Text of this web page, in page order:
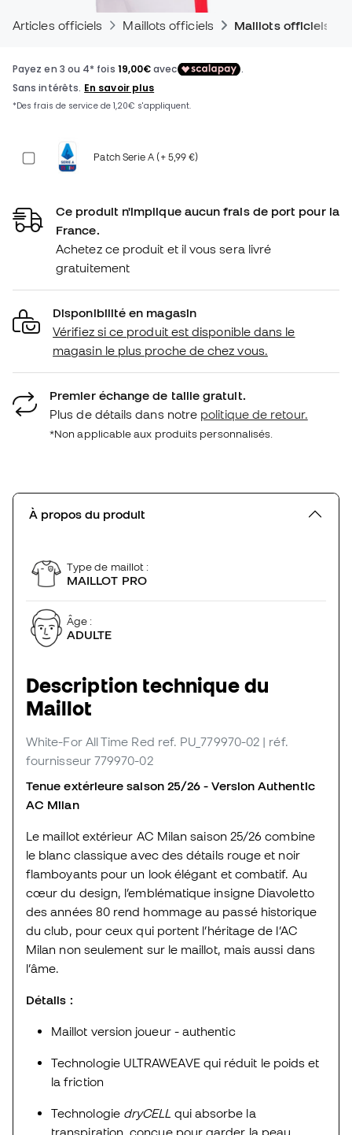
Articles officiels Maillots officiels Maillots officiels de
Patch Serie A (+ 5,99 €)
Ce produit n'implique aucun frais de port pour la
France.
Achetez ce produit et il vous sera livré
gratuitement
Disponibilité en magasin
Vérifiez si ce produit est disponible dans le
magasin le plus proche de chez vous.
Premier échange de taille gratuit.
Plus de détails dans notre politique de retour.
*Non applicable aux produits personnalisés.
À propos du produit
Type de maillot :
MAILLOT PRO
Âge :
ADULTE
Description technique du
Maillot
White-For All Time Red ref. PU_779970-02 | réf.
fournisseur 779970-02
Tenue extérieure saison 25/26 - Version Authentic
AC Milan
Le maillot extérieur AC Milan saison 25/26 combine
le blanc classique avec des détails rouge et noir
flamboyants pour un look élégant et combatif. Au
cœur du design, l’emblématique insigne Diavoletto
des années 80 rend hommage au passé historique
du club, pour ceux qui portent l’héritage de l’AC
Milan non seulement sur le maillot, mais aussi dans
l’âme.
Détails :
Maillot version joueur - authentic
Technologie ULTRAWEAVE qui réduit le poids et
la friction
Technologie dryCELL qui absorbe la
transpiration, conçue pour garder la peau